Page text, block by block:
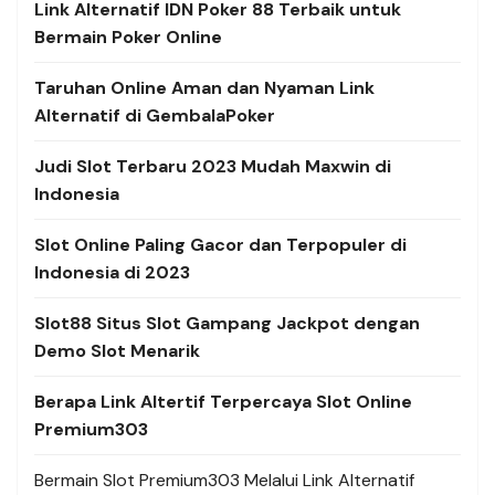
Link Alternatif IDN Poker 88 Terbaik untuk
Bermain Poker Online
Taruhan Online Aman dan Nyaman Link
Alternatif di GembalaPoker
Judi Slot Terbaru 2023 Mudah Maxwin di
Indonesia
Slot Online Paling Gacor dan Terpopuler di
Indonesia di 2023
Slot88 Situs Slot Gampang Jackpot dengan
Demo Slot Menarik
Berapa Link Altertif Terpercaya Slot Online
Premium303
Bermain Slot Premium303 Melalui Link Alternatif